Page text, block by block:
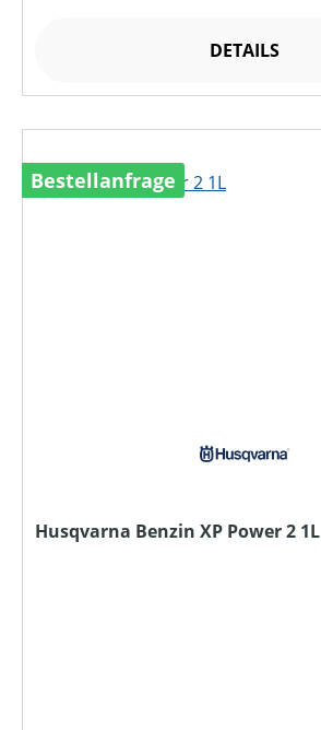
DETAILS
Bestellanfrage
Husqvarna Benzin XP Power 2 1L